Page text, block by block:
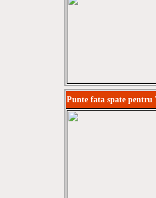
Punte fata spate pentru